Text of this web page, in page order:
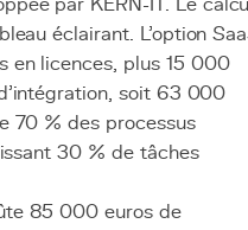
par KERN-IT. Le
éclairant. L'option
en licences, plus 15 000
soit 63 000
70 % des processus
30 % de tâches
85 000 euros de